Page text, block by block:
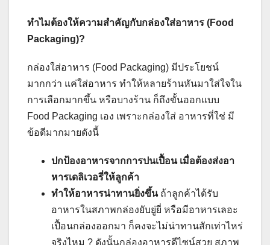
ทำไมต้องให้ความสำคัญกับกล่องใส่อาหาร (Food
Packaging)?
กล่องใส่อาหาร (Food Packaging) มีประโยชน์
มากกว่า แค่ใส่อาหาร ทำให้หลายร้านหันมาใส่ใจใน
การเลือกมากขึ้น หรือบางร้าน ก็ถึงขั้นออกแบบ
Food Packaging เอง เพราะกล่องใส่ อาหารที่ใช่ มี
ข้อดีมากมายดังนี้
ปกป้องอาหารจากการปนเปื้อน เมื่อต้องส่งอา
หารเดลิเวอรี่ให้ลูกค้า
ทำให้อาหารน่าทานยิ่งขึ้นถ้าลูกค้าได้รับ
อาหารในสภาพกล่องยับยู่ยี่ หรือมีอาหารเลอะ
เปื้อนกล่องออกมา ก็คงจะไม่น่าทานสักเท่าไหร่
จริงไหม​ ? ดังนั้นกล่องอาหารดีไซน์สวย สภาพ